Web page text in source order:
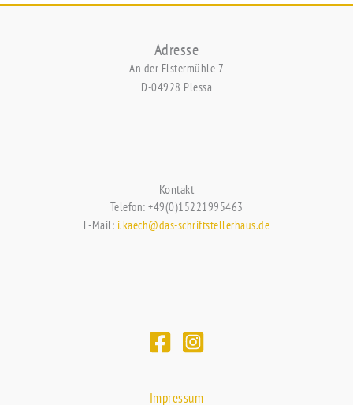
Adresse
An der Elstermühle 7
D-04928 Plessa
Kontakt
Telefon: +49(0)15221995463
E-Mail: i.kaech@das-schriftstellerhaus.de
Impressum